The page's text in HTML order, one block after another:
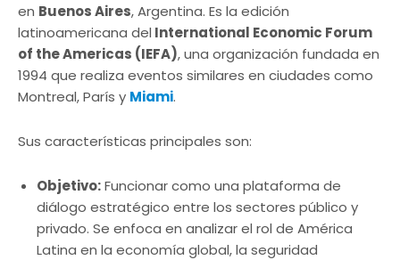
en Buenos Aires, Argentina. Es la edición
latinoamericana del International Economic Forum
of the Americas (IEFA), una organización fundada en
1994 que realiza eventos similares en ciudades como
Montreal, París y Miami.
Sus características principales son:
Objetivo:Funcionar como una plataforma de
diálogo estratégico entre los sectores público y
privado. Se enfoca en analizar el rol de América
Latina en la economía global, la seguridad